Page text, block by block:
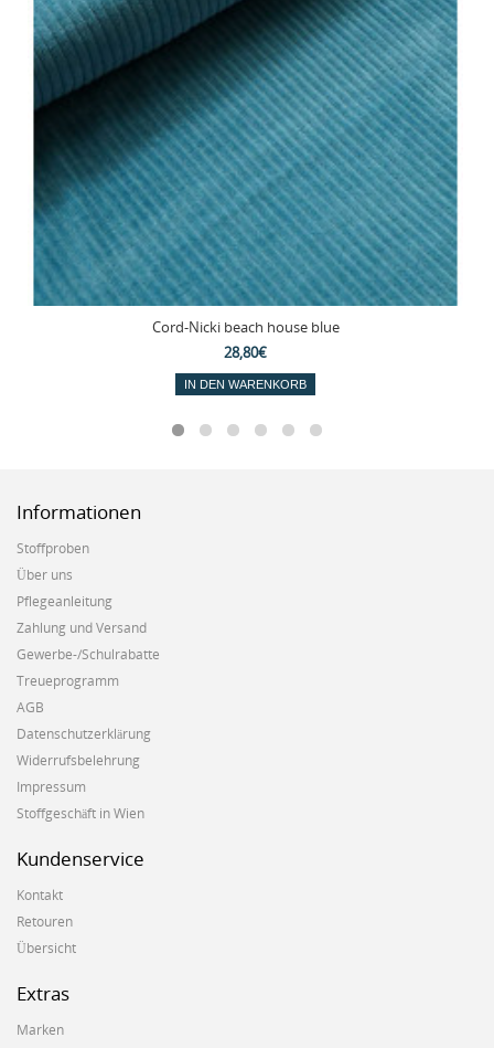
Cord-Nicki beach house blue
28,80€
IN DEN WARENKORB
Informationen
Stoffproben
Über uns
Pflegeanleitung
Zahlung und Versand
Gewerbe-/Schulrabatte
Treueprogramm
AGB
Datenschutzerklärung
Widerrufsbelehrung
Impressum
Stoffgeschäft in Wien
Kundenservice
Kontakt
Retouren
Übersicht
Extras
Marken